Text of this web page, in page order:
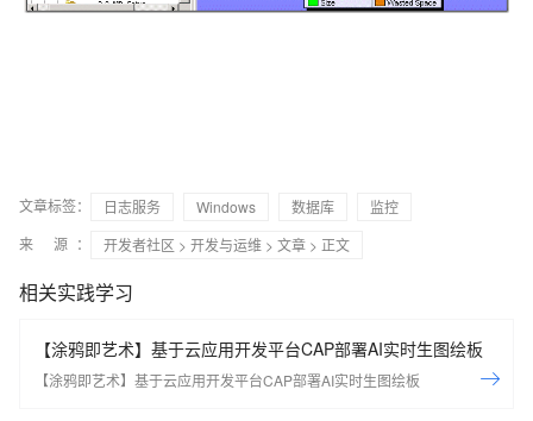
文章标签： 日志服务 Windows 数据库
监控
来 源：
开发者社区 > 开发与运维 > 文章 > 正文
相关实践学习
【涂鸦即艺术】基于云应用开发平台CAP部署AI实时生图绘板
【涂鸦即艺术】基于云应用开发平台CAP部署AI实时生图绘板